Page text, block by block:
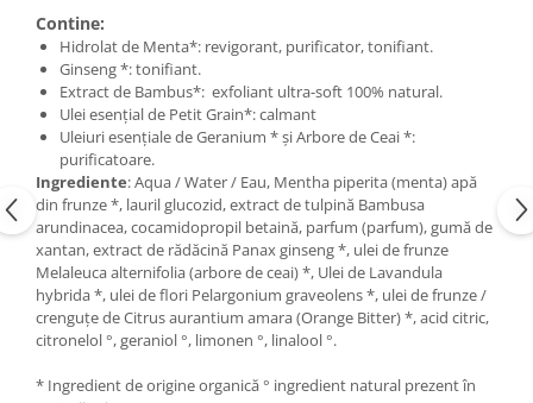
Contine:
Hidrolat de Menta*: revigorant, purificator, tonifiant.
Ginseng *: tonifiant.
Extract de Bambus*: exfoliant ultra-soft 100% natural.
Ulei esențial de Petit Grain*: calmant
Uleiuri esențiale de Geranium * și Arbore de Ceai *:
purificatoare.
Ingrediente: Aqua / Water / Eau, Mentha piperita (menta) apă
din frunze *, lauril glucozid, extract de tulpină Bambusa
arundinacea, cocamidopropil betaină, parfum (parfum), gumă de
xantan, extract de rădăcină Panax ginseng *, ulei de frunze
Melaleuca alternifolia (arbore de ceai) *, Ulei de Lavandula
hybrida *, ulei de flori Pelargonium graveolens *, ulei de frunze /
crenguțe de Citrus aurantium amara (Orange Bitter) *, acid citric,
citronelol °, geraniol °, limonen °, linalool °.
* Ingredient de origine organică ° ingredient natural prezent în